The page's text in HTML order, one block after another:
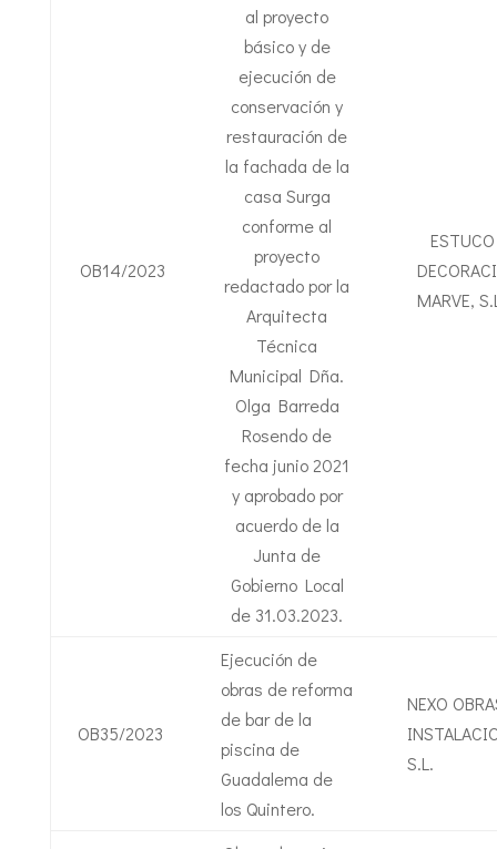
OB14/2023
al proyecto
básico y de
ejecución de
conservación y
restauración de
la fachada de la
casa Surga
conforme al
proyecto
redactado por la
Arquitecta
Técnica
Municipal Dña.
Olga Barreda
Rosendo de
fecha junio 2021
y aprobado por
acuerdo de la
Junta de
Gobierno Local
de 31.03.2023.
ESTUCO
MARVE,
OB35/2023
Ejecución de
obras de reforma
de bar de la
piscina de
Guadalema de
los Quintero.
NEXO
S.L.